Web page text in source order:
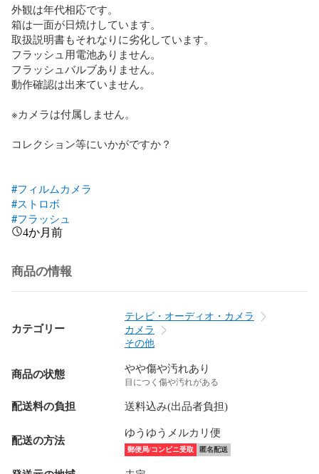
外観は年代相応です。
箱は一面が日焼けしています。
取扱説明書もそれなりに劣化しています。
フラッシュ用電池ありません。
フラッシュバルブありません。
動作確認は出来ていません。
※カメラは付属しません。
コレクション等にいかがですか？
#フィルムカメラ
#ストロボ
#フラッシュ
4か月前
商品の情報
カテゴリー
テレビ・オーディオ・カメラ
カメラ
その他
商品の状態 やや傷や汚れあり
目につく傷や汚れがある
配送料の負担 送料込み(出品者負担)
配送の方法
ゆうゆうメルカリ便
郵便局/コンビニ受取 匿名配送